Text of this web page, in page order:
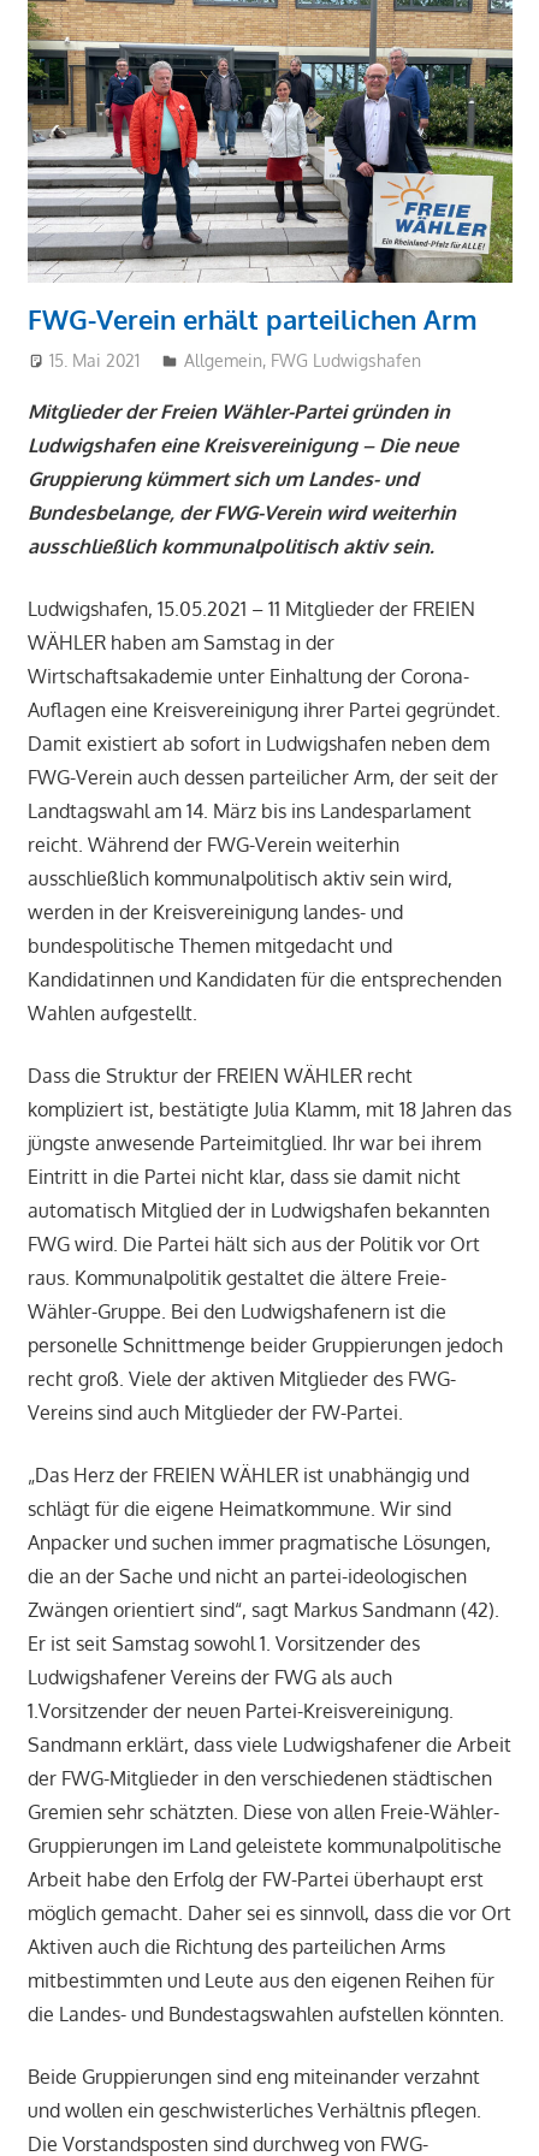
FWG-Verein erhält parteilichen Arm
15. Mai 2021 Markus Sandmann
Allgemein, FWG Ludwigshafen
Mitglieder der Freien Wähler-Partei gründen in
Ludwigshafen eine Kreisvereinigung – Die neue
Gruppierung kümmert sich um Landes- und
Bundesbelange, der FWG-Verein wird weiterhin
ausschließlich kommunalpolitisch aktiv sein.
Ludwigshafen, 15.05.2021 – 11 Mitglieder der FREIEN
WÄHLER haben am Samstag in der
Wirtschaftsakademie unter Einhaltung der Corona-
Auflagen eine Kreisvereinigung ihrer Partei gegründet.
Damit existiert ab sofort in Ludwigshafen neben dem
FWG-Verein auch dessen parteilicher Arm, der seit der
Landtagswahl am 14. März bis ins Landesparlament
reicht. Während der FWG-Verein weiterhin
ausschließlich kommunalpolitisch aktiv sein wird,
werden in der Kreisvereinigung landes- und
bundespolitische Themen mitgedacht und
Kandidatinnen und Kandidaten für die entsprechenden
Wahlen aufgestellt.
Dass die Struktur der FREIEN WÄHLER recht
kompliziert ist, bestätigte Julia Klamm, mit 18 Jahren das
jüngste anwesende Parteimitglied. Ihr war bei ihrem
Eintritt in die Partei nicht klar, dass sie damit nicht
automatisch Mitglied der in Ludwigshafen bekannten
FWG wird. Die Partei hält sich aus der Politik vor Ort
raus. Kommunalpolitik gestaltet die ältere Freie-
Wähler-Gruppe. Bei den Ludwigshafenern ist die
personelle Schnittmenge beider Gruppierungen jedoch
recht groß. Viele der aktiven Mitglieder des FWG-
Vereins sind auch Mitglieder der FW-Partei.
„Das Herz der FREIEN WÄHLER ist unabhängig und
schlägt für die eigene Heimatkommune. Wir sind
Anpacker und suchen immer pragmatische Lösungen,
die an der Sache und nicht an partei-ideologischen
Zwängen orientiert sind“, sagt Markus Sandmann (42).
Er ist seit Samstag sowohl 1. Vorsitzender des
Ludwigshafener Vereins der FWG als auch
1.Vorsitzender der neuen Partei-Kreisvereinigung.
Sandmann erklärt, dass viele Ludwigshafener die Arbeit
der FWG-Mitglieder in den verschiedenen städtischen
Gremien sehr schätzten. Diese von allen Freie-Wähler-
Gruppierungen im Land geleistete kommunalpolitische
Arbeit habe den Erfolg der FW-Partei überhaupt erst
möglich gemacht. Daher sei es sinnvoll, dass die vor Ort
Aktiven auch die Richtung des parteilichen Arms
mitbestimmten und Leute aus den eigenen Reihen für
die Landes- und Bundestagswahlen aufstellen könnten.
Beide Gruppierungen sind eng miteinander verzahnt
und wollen ein geschwisterliches Verhältnis pflegen.
Die Vorstandsposten sind durchweg von FWG-